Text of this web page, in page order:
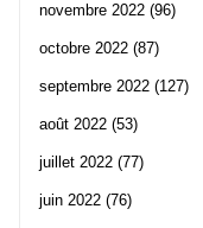
novembre 2022 (96)
octobre 2022 (87)
septembre 2022 (127)
août 2022 (53)
juillet 2022 (77)
juin 2022 (76)